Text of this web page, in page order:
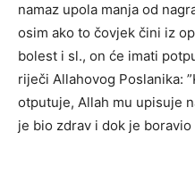
namaz upola manja od
osim ako to čovjek čini iz
bolest i sl., on će imati
riječi Allahovog Poslanika:
otputuje, Allah mu upisuje
je bio zdrav i dok je boravio